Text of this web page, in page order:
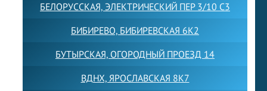
БЕЛОРУССКАЯ, ЭЛЕКТРИЧЕСКИЙ ПЕР 3/10 С3
БИБИРЕВО, БИБИРЕВСКАЯ 6К2
БУТЫРСКАЯ, ОГОРОДНЫЙ ПРОЕЗД 14
ВДНХ, ЯРОСЛАВСКАЯ 8К7